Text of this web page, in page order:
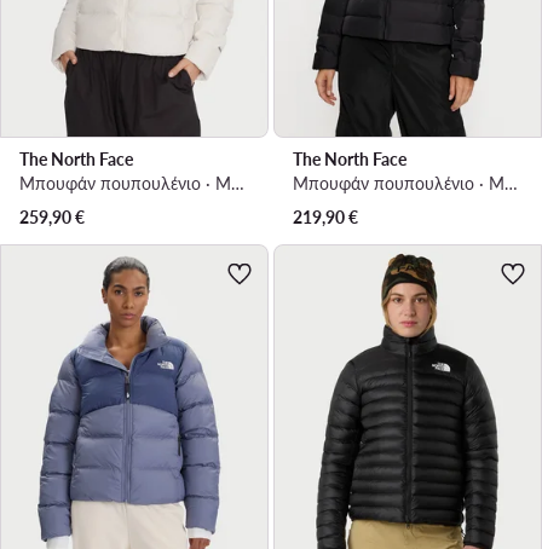
The North Face
Μπουφάν πουπουλένιο · Μπεζ
259,90€
The North Face
Μπουφάν πουπουλένιο · Μαύρο
219,90€